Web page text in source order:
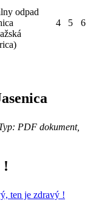
odpad
4 5 6
PDF dokument,
!
ten je zdravý !